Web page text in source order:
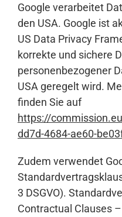
Google verarbeitet
den USA. Google ist
US Data Privacy
korrekte und sichere
personenbezogener
USA geregelt wird.
finden Sie auf
https://
dd7d-4684-ae60-
Zudem verwendet
3 DSGVO).
Contractual Clauses